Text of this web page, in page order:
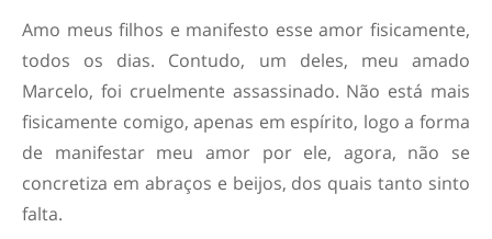
Amo meus filhos e manifesto esse amor fisicamente,
todos os dias. Contudo, um deles, meu amado
Marcelo, foi cruelmente assassinado. Não está mais
fisicamente comigo, apenas em espírito, logo a forma
de manifestar meu amor por ele, agora, não se
concretiza em abraços e beijos, dos quais tanto sinto
falta.